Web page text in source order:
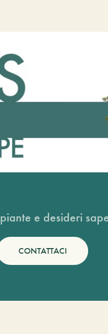
e desideri
CONTATTACI